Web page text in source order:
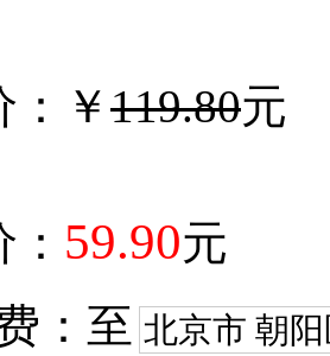
：￥119.80元
59.90元
：至 北京市 朝